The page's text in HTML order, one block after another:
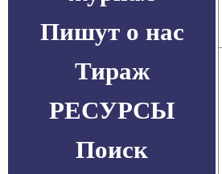
Пишут о нас
Тираж
РЕСУРСЫ
Поиск